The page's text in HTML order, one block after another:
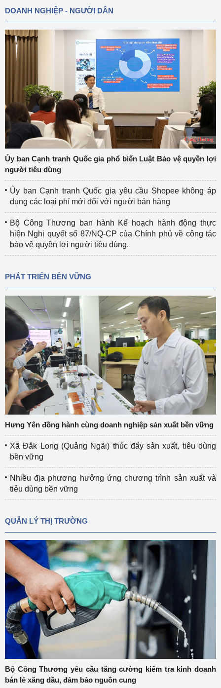
DOANH NGHIỆP - NGƯỜI DÂN
Ủy ban Cạnh tranh Quốc gia phổ biến Luật Bảo vệ quyền lợi
người tiêu dùng
Ủy ban Cạnh tranh Quốc gia yêu cầu Shopee không áp
dụng các loại phí mới đối với người bán hàng
Bộ Công Thương ban hành Kế hoạch hành động thực
hiện Nghị quyết số 87/NQ-CP của Chính phủ về công tác
bảo vệ quyền lợi người tiêu dùng.
PHÁT TRIỂN BỀN VỮNG
Hưng Yên đồng hành cùng doanh nghiệp sản xuất bền vững
Xã Đắk Long (Quảng Ngãi) thúc đẩy sản xuất, tiêu dùng
bền vững
Nhiều địa phương hưởng ứng chương trình sản xuất và
tiêu dùng bền vững
QUẢN LÝ THỊ TRƯỜNG
Bộ Công Thương yêu cầu tăng cường kiểm tra kinh doanh
bán lẻ xăng dầu, đảm bảo nguồn cung